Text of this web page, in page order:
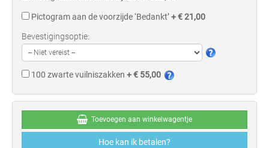
Toevoegen aan winkelwagentje
Hoe kan ik betalen?
Pictogram aan de voorzijde ‘Bedankt’+ € 21,00
Bevestigingsoptie:
100 zwarte vuilniszakken + € 55,00